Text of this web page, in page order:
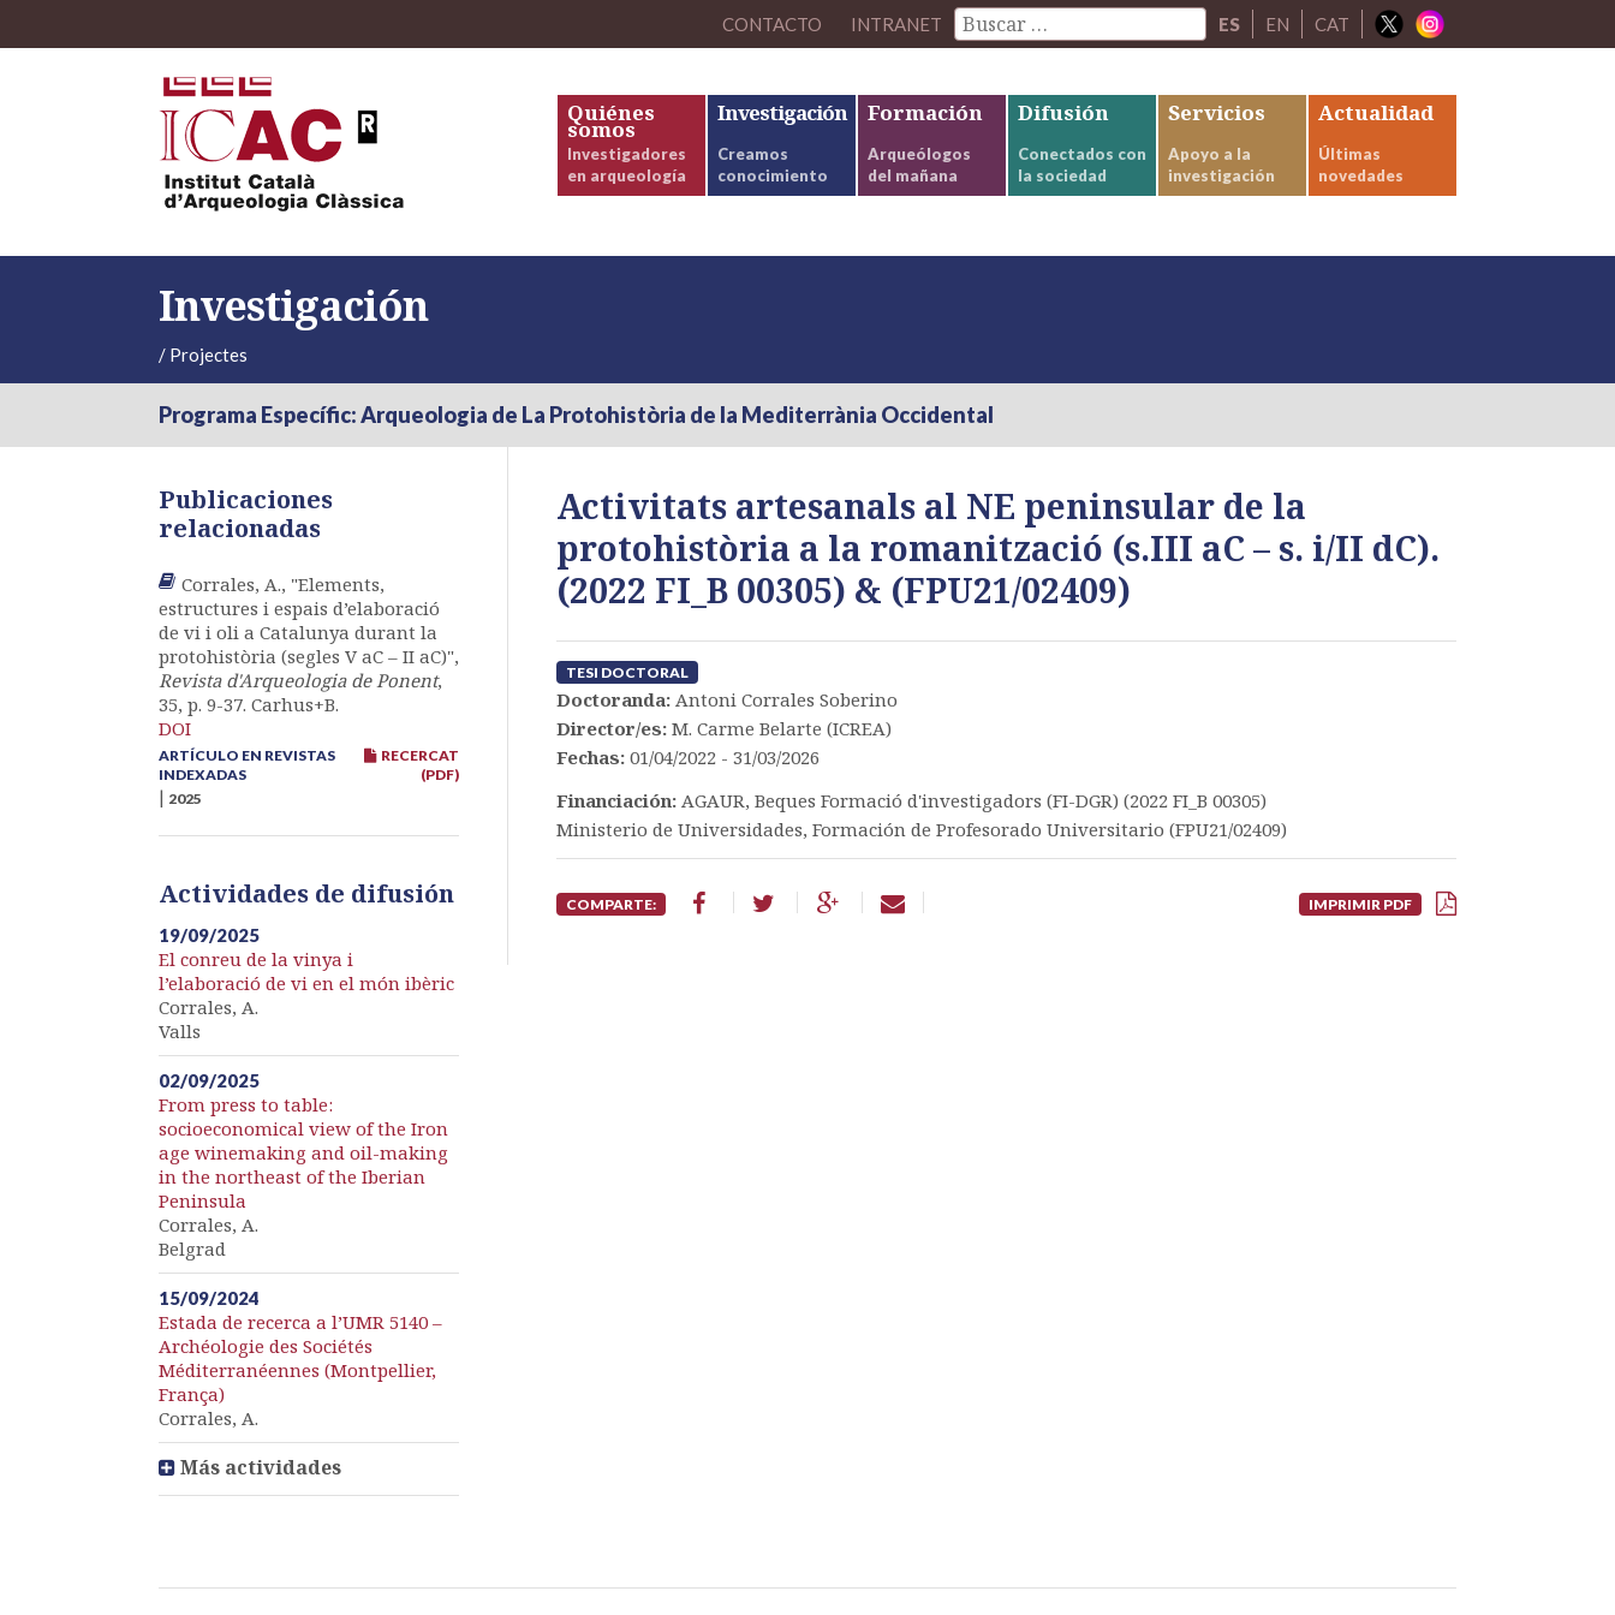
CONTACTO INTRANET ES EN CAT
Quiénes
somos
Investigadores
en arqueología
Investigación
Creamos
conocimiento
Formación
Arqueólogos
del mañana
Difusión
Conectados con
la sociedad
Servicios
Apoyo a la
investigación
Actualidad
Últimas
novedades
Investigación
/ Projectes
Programa Específic: Arqueologia de La Protohistòria de la Mediterrània Occidental
Activitats artesanals al NE peninsular de la
protohistòria a la romanització (s.III aC – s. i/II dC).
(2022 FI_B 00305) & (FPU21/02409)
TESI DOCTORAL
Doctoranda: Antoni Corrales Soberino
Director/es: M. Carme Belarte (ICREA)
Fechas: 01/04/2022 - 31/03/2026
Financiación: AGAUR, Beques Formació d'investigadors (FI-DGR) (2022 FI_B 00305)
Ministerio de Universidades, Formación de Profesorado Universitario (FPU21/02409)
COMPARTE: IMPRIMIR PDF
Publicaciones
relacionadas
Corrales, A., "Elements,
estructures i espais d’elaboració
de vi i oli a Catalunya durant la
protohistòria (segles V aC – II aC)",
Revista d'Arqueologia de Ponent,
35, p. 9-37. Carhus+B.
DOI
RECERCAT
(PDF)
ARTÍCULO EN REVISTAS
INDEXADAS
| 2025
Actividades de difusión
19/09/2025
El conreu de la vinya i
l’elaboració de vi en el món ibèric
Corrales, A.
Valls
02/09/2025
From press to table:
socioeconomical view of the Iron
age winemaking and oil-making
in the northeast of the Iberian
Peninsula
Corrales, A.
Belgrad
15/09/2024
Estada de recerca a l’UMR 5140 –
Archéologie des Sociétés
Méditerranéennes (Montpellier,
França)
Corrales, A.
Más actividades